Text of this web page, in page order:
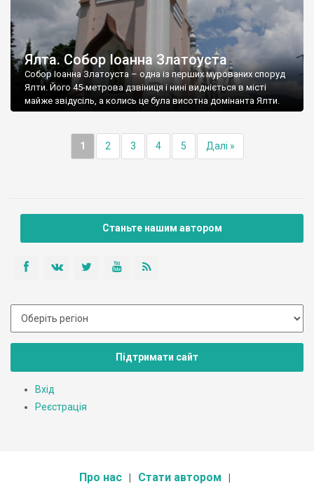
Ялта. Собор Іоанна Златоуста
Собор Іоанна Златоуста – одна із перших мурованих споруд
Ялти. Його 45-метрова дзвіниця і нині видніється в місті
майже звідусіль, а колись це була висотна домінанта Ялти.
1 2 3 4 5 Далі »
Станьте нашим автором
Підтримати сайт
Вхід
Реєстрація
Про нас Стати автором